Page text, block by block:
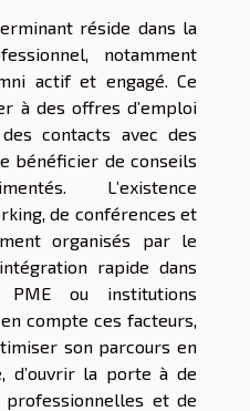
réside dans la
notamment
actif et engagé. Ce
à des offres d’emploi
contacts avec des
bénéficier de conseils
L’existence
de conférences et
organisés par le
rapide dans
ou institutions
compte ces facteurs,
son parcours en
d’ouvrir la porte à de
et de